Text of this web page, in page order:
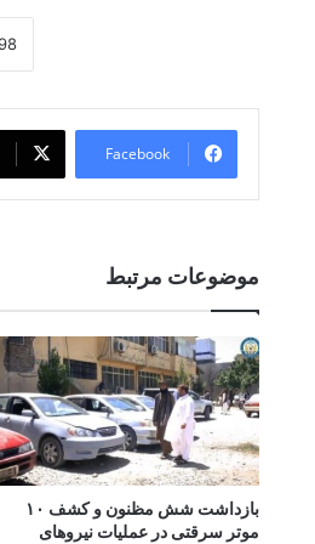
Facebook
موضوعات مرتبط
بازداشت شش مظنون و کشف ۱۰
موتر سرقتی در عملیات نیروهای